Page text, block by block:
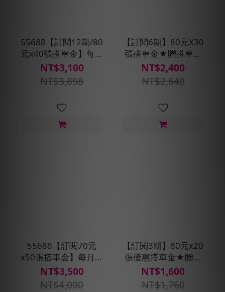
55688【訂閱12期/80
元x40張搭車金】每月
贈即享券400元+預約
派車X2次
NT$3,100
NT$3,898
【訂閱6期】80元X30
張搭車金★贈搭車金
240元(每30天自動扣
款)
NT$2,400
NT$2,640
55688【訂閱70元
x50張搭車金】每月贈
即享券500元(每30天
自動扣款)
NT$3,500
NT$4,000
【訂閱3期】80元x20
張優惠搭車金★贈搭
車金160元(每30天自
動扣款)
NT$1,600
NT$1,760